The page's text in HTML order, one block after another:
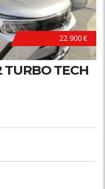
22.900 €
TURBO TECH